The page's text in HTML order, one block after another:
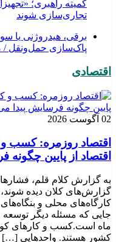
کمیته راهبری؛
تجاری‌سازی شوند
برقی، هیدروژنی یا
پاک‌سازی حمل‌ونقل /
اقتصادی
02 آگوست 2026
اقتصاد روزمره: کسب‌ و
اقتصاد از پایین
به گزارش کلام قلم،
گزارش‌های کلان دیده
کارگاه‌های محلی و
جایی که مسئله دیگر توسعه
ماه است.کسب‌ و کارهای
کشور هستند. واحدهایی […]